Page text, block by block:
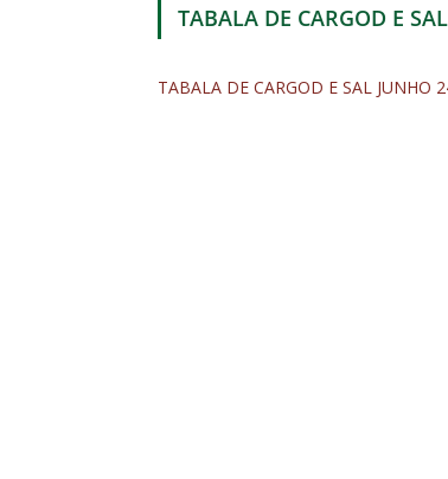
TABALA DE CARGOD E
TABALA DE CARGOD E SAL JUNHO